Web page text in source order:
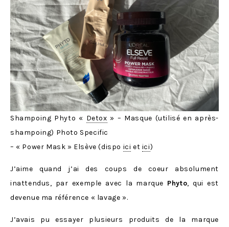
Shampoing Phyto « Detox » – Masque (utilisé en après-
shampoing) Photo Specific
– « Power Mask » Elsève (dispo ici et ici)
J’aime quand j’ai des coups de coeur absolument
inattendus, par exemple avec la marque Phyto, qui est
devenue ma référence « lavage ».
J’avais pu essayer plusieurs produits de la marque